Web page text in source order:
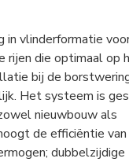
vlinderformatie
rijen die optimaal op
bij de
Het systeem is
nieuwbouw als
de efficiëntie van
dubbelzijdige